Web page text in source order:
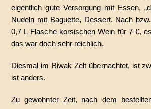
eigentlich gute Versorgung mit Essen,
Nudeln mit Baguette, Dessert. Nach
0,7 L Flasche korsischen Wein für 7 €,
das war doch sehr reichlich.
Diesmal im Biwak Zelt übernachtet, ist
ist anders.
Zu gewohnter Zeit, nach dem